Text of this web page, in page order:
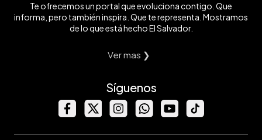
Te ofrecemos un portal que evoluciona contigo. Que
informa, pero también inspira. Que te representa. Mostramos
de lo que está hecho El Salvador.
Ver mas ❯
Síguenos